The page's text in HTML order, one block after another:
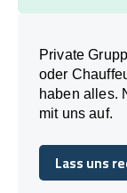
Private
oder
haben alles.
mit uns auf.
Lass uns
Lass uns